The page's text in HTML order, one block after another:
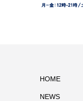
HOME
NEWS